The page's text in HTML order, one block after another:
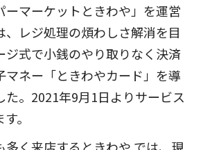
ーマーケットときわや」を運営
、レジ処理の煩わしさ解消を目
ジ式で小銭のやり取りなく決済
マネー「ときわやカード」を導
た。2021年9月1日よりサービス
。
多く来店するときわや では、現